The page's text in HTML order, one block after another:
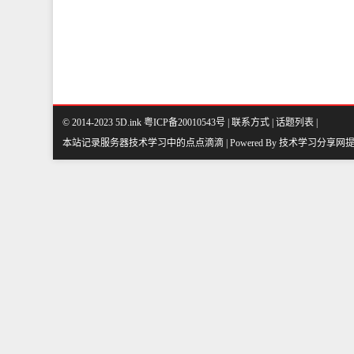
© 2014-2023 5D.ink 粤ICP备20010543号 联系方式 话题列表
本站记录服务器技术学习中的点点滴滴 | Powered By 技术学习分享网